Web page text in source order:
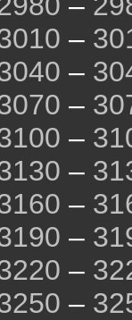
–
–
–
–
–
–
–
–
–